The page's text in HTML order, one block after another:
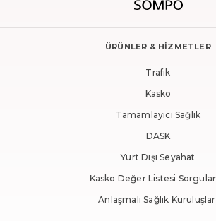
ÜRÜNLER & HİZMETLER
Trafik
Kasko
Tamamlayıcı Sağlık
DASK
Yurt Dışı Seyahat
Kasko Değer Listesi
Anlaşmalı Sağlık